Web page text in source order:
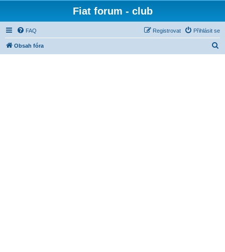
Fiat forum - club
FAQ Přihlásit se
Registrovat
Obsah fóra